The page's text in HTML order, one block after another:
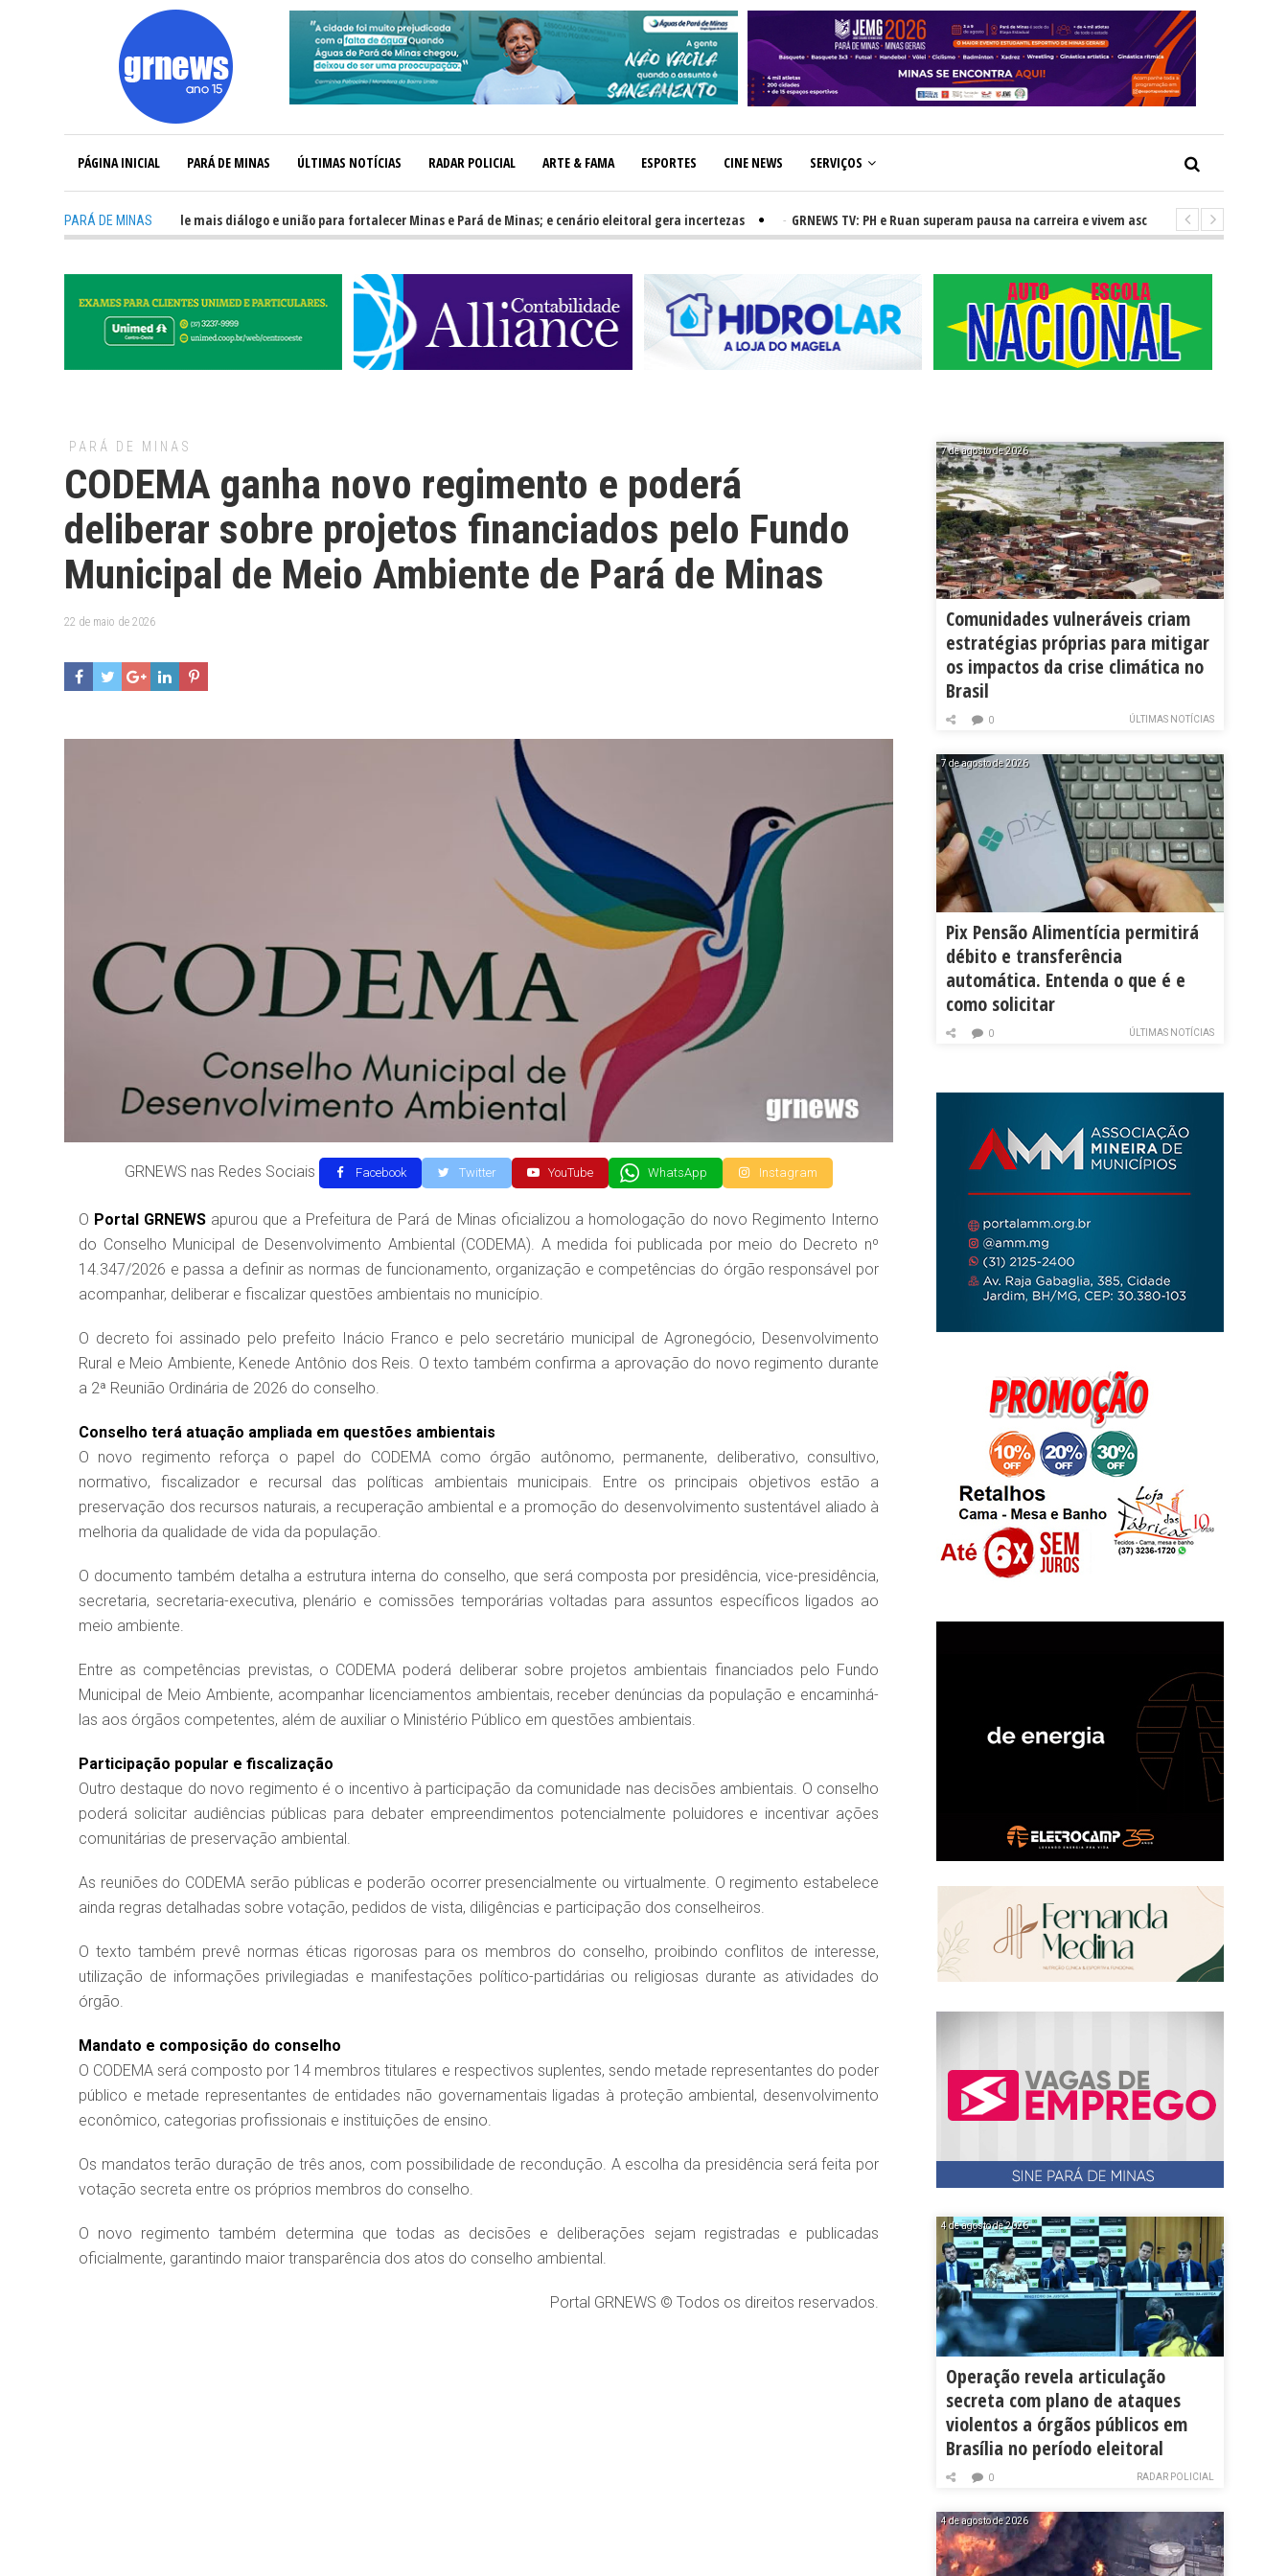
PÁGINA INICIAL PARÁ DE MINAS ÚLTIMAS NOTÍCIAS RADAR POLICIAL ARTE & FAMA ESPORTES CINE NEWS SERVIÇOS
PARÁ DE MINAS
TV: Política precisa de mais diálogo e união para fortalecer Minas e Pará de Minas; e cenário eleitoral gera incertezas GRNEWS TV: PH e Ruan superam pausa na carreira e vivem ascensão no cenário sertanejo
PARÁ DE MINAS
CODEMA ganha novo regimento e poderá
deliberar sobre projetos financiados pelo Fundo
Municipal de Meio Ambiente de Pará de Minas
22 de maio de 2026
GRNEWS nas Redes Sociais Facebook Twitter YouTube WhatsApp Instagram
O Portal GRNEWS apurou que a Prefeitura de Pará de Minas oficializou a homologação do novo Regimento Interno
do Conselho Municipal de Desenvolvimento Ambiental (CODEMA). A medida foi publicada por meio do Decreto nº
14.347/2026 e passa a definir as normas de funcionamento, organização e competências do órgão responsável por
acompanhar, deliberar e fiscalizar questões ambientais no município.
O decreto foi assinado pelo prefeito Inácio Franco e pelo secretário municipal de Agronegócio, Desenvolvimento
Rural e Meio Ambiente, Kenede Antônio dos Reis. O texto também confirma a aprovação do novo regimento durante
a 2ª Reunião Ordinária de 2026 do conselho.
Conselho terá atuação ampliada em questões ambientais
O novo regimento reforça o papel do CODEMA como órgão autônomo, permanente, deliberativo, consultivo,
normativo, fiscalizador e recursal das políticas ambientais municipais. Entre os principais objetivos estão a
preservação dos recursos naturais, a recuperação ambiental e a promoção do desenvolvimento sustentável aliado à
melhoria da qualidade de vida da população.
O documento também detalha a estrutura interna do conselho, que será composta por presidência, vice-presidência,
secretaria, secretaria-executiva, plenário e comissões temporárias voltadas para assuntos específicos ligados ao
meio ambiente.
Entre as competências previstas, o CODEMA poderá deliberar sobre projetos ambientais financiados pelo Fundo
Municipal de Meio Ambiente, acompanhar licenciamentos ambientais, receber denúncias da população e encaminhá-
las aos órgãos competentes, além de auxiliar o Ministério Público em questões ambientais.
Participação popular e fiscalização
Outro destaque do novo regimento é o incentivo à participação da comunidade nas decisões ambientais. O conselho
poderá solicitar audiências públicas para debater empreendimentos potencialmente poluidores e incentivar ações
comunitárias de preservação ambiental.
As reuniões do CODEMA serão públicas e poderão ocorrer presencialmente ou virtualmente. O regimento estabelece
ainda regras detalhadas sobre votação, pedidos de vista, diligências e participação dos conselheiros.
O texto também prevê normas éticas rigorosas para os membros do conselho, proibindo conflitos de interesse,
utilização de informações privilegiadas e manifestações político-partidárias ou religiosas durante as atividades do
órgão.
Mandato e composição do conselho
O CODEMA será composto por 14 membros titulares e respectivos suplentes, sendo metade representantes do poder
público e metade representantes de entidades não governamentais ligadas à proteção ambiental, desenvolvimento
econômico, categorias profissionais e instituições de ensino.
Os mandatos terão duração de três anos, com possibilidade de recondução. A escolha da presidência será feita por
votação secreta entre os próprios membros do conselho.
O novo regimento também determina que todas as decisões e deliberações sejam registradas e publicadas
oficialmente, garantindo maior transparência dos atos do conselho ambiental.
Portal GRNEWS © Todos os direitos reservados.
7 de agosto de 2026
Comunidades vulneráveis criam
estratégias próprias para mitigar
os impactos da crise climática no
Brasil
ÚLTIMAS NOTÍCIAS
0
7 de agosto de 2026
Pix Pensão Alimentícia permitirá
débito e transferência
automática. Entenda o que é e
como solicitar
ÚLTIMAS NOTÍCIAS
0
4 de agosto de 2026
Operação revela articulação
secreta com plano de ataques
violentos a órgãos públicos em
Brasília no período eleitoral
RADAR POLICIAL
0
4 de agosto de 2026